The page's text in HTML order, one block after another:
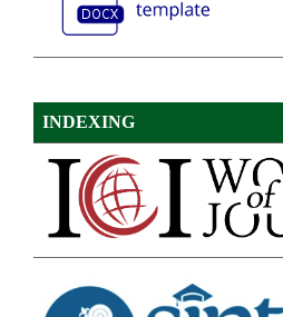
INDEXING